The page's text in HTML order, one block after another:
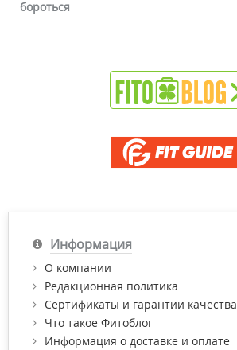
Информация
О компании
Редакционная политика
Сертификаты и гарантии качества
Что такое Фитоблог
Информация о доставке и оплате